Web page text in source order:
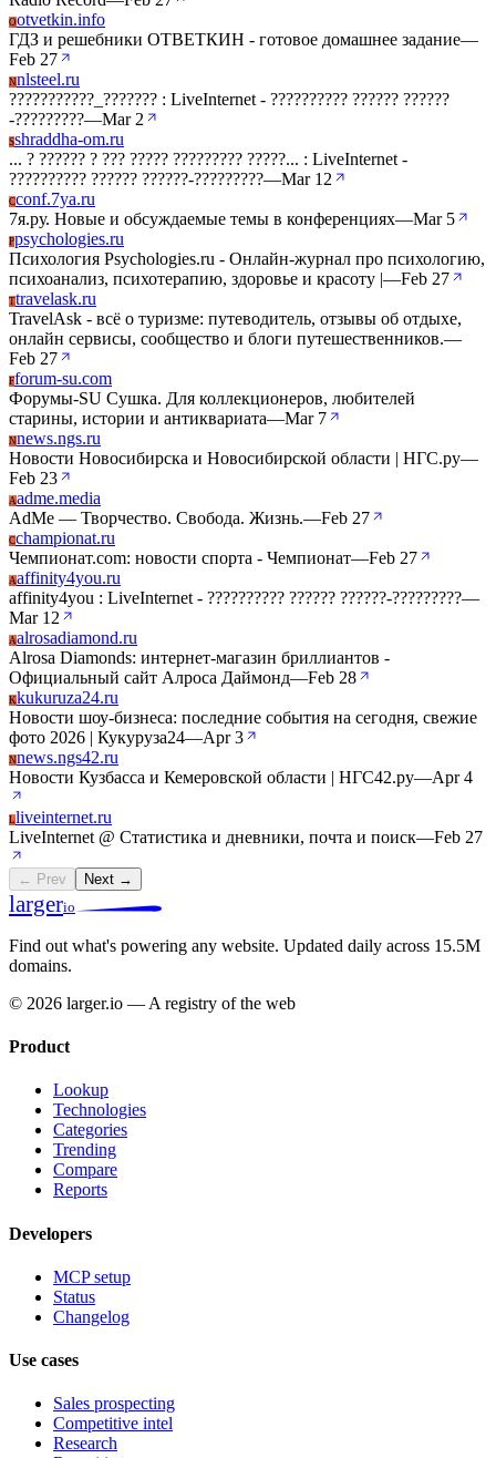
Ootvetkin.info
ГДЗ и решебники ОТВЕТКИН - готовое домашнее задание—
Feb 27
Nnlsteel.ru
???????????_??????? : LiveInternet - ?????????? ?????? ??????
-?????????—Mar 2
Sshraddha-om.ru
... ? ?????? ? ??? ????? ????????? ?????... : LiveInternet -
?????????? ?????? ??????-?????????—Mar 12
Cconf.7ya.ru
7я.ру. Новые и обсуждаемые темы в конференциях—Mar 5
Ppsychologies.ru
Психология Psychologies.ru - Онлайн-журнал про психологию,
психоанализ, психотерапию, здоровье и красоту |—Feb 27
Ttravelask.ru
TravelAsk - всё о туризме: путеводитель, отзывы об отдыхе,
онлайн сервисы, сообщество и блоги путешественников.—
Feb 27
Fforum-su.com
Форумы-SU Сушка. Для коллекционеров, любителей
старины, истории и антиквариата—Mar 7
Nnews.ngs.ru
Новости Новосибирска и Новосибирской области | НГС.ру—
Feb 23
Aadme.media
AdMe — Творчество. Свобода. Жизнь.—Feb 27
Cchampionat.ru
Чемпионат.com: новости спорта - Чемпионат—Feb 27
Aaffinity4you.ru
affinity4you : LiveInternet - ?????????? ?????? ??????-?????????—
Mar 12
Aalrosadiamond.ru
Alrosa Diamonds: интернет-магазин бриллиантов -
Официальный сайт Алроса Даймонд—Feb 28
Kkukuruza24.ru
Новости шоу-бизнеса: последние события на сегодня, свежие
фото 2026 | Кукуруза24—Apr 3
Nnews.ngs42.ru
Новости Кузбасса и Кемеровской области | НГС42.ру—Apr 4
Lliveinternet.ru
LiveInternet @ Статистика и дневники, почта и поиск—Feb 27
← Prev Next →
largerio
Find out what's powering any website. Updated daily across 15.5M
domains.
© 2026 larger.io — A registry of the web
Product
Lookup
Technologies
Categories
Trending
Compare
Reports
Developers
MCP setup
Status
Changelog
Use cases
Sales prospecting
Competitive intel
Research